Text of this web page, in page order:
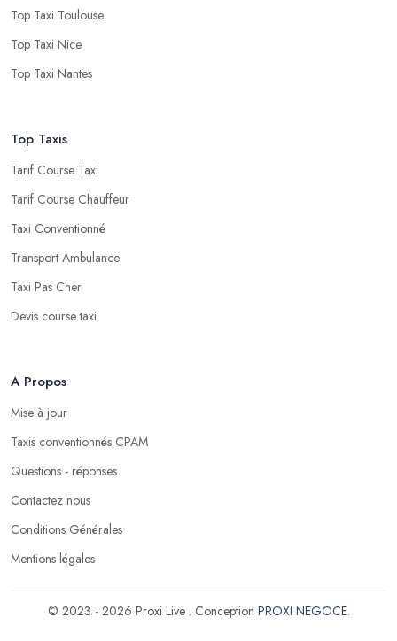
Top Taxi Toulouse
Top Taxi Nice
Top Taxi Nantes
Top Taxis
Tarif Course Taxi
Tarif Course Chauffeur
Taxi Conventionné
Transport Ambulance
Taxi Pas Cher
Devis course taxi
A Propos
Mise à jour
Taxis conventionnés CPAM
Questions - réponses
Contactez nous
Conditions Générales
Mentions légales
© 2023 - 2026 Proxi Live . Conception PROXI NEGOCE.